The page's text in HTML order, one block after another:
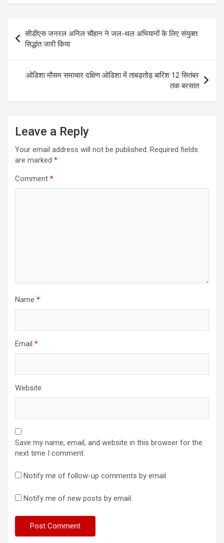
Post
navigation
सीडीएस जनरल अनिल चौहान ने जल-थल अभियानों के लिए संयुक्त
सिद्धांत जारी किया
ओडिशा मौसम समाचार दक्षिण ओडिशा में ताबड़तोड़ बारिश 12 सितंबर
तक बरसात
Leave a Reply
Your email address will not be published. Required fields
are marked *
Comment *
Name *
Email *
Website
Save my name, email, and website in this browser for the
next time I comment.
Notify me of follow-up comments by email.
Notify me of new posts by email.